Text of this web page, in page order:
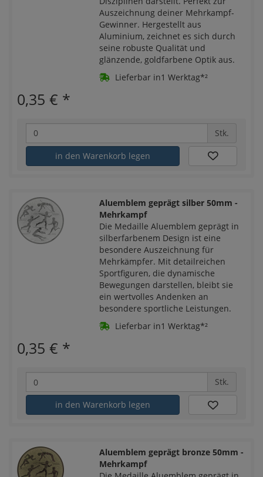
Auszeichnung deiner Mehrkampf-
Gewinner. Hergestellt aus
Aluminium, zeichnet es sich durch
seine robuste Qualität und
glänzende, goldfarbene Optik aus.
Lieferbar in1 Werktag*²
0,35 € *
Stk.
in den Warenkorb legen
Aluemblem geprägt silber 50mm -
Mehrkampf
Die Medaille Aluemblem geprägt in
silberfarbenem Design ist eine
besondere Auszeichnung für
Mehrkämpfer. Mit detailreichen
Sportfiguren, die dynamische
Bewegungen darstellen, bleibt sie
ein wertvolles Andenken an
besondere sportliche Leistungen.
Lieferbar in1 Werktag*²
0,35 € *
Stk.
in den Warenkorb legen
Aluemblem geprägt bronze 50mm -
Mehrkampf